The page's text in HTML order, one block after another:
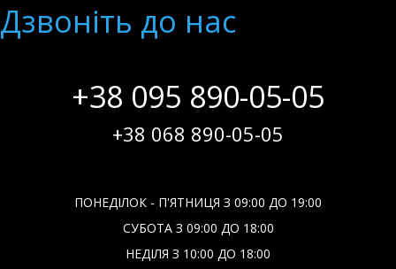
Дзвонiть до нас
+38 095 890-05-05
+38 068 890-05-05
ПОНЕДІЛОК - П'ЯТНИЦЯ З 09:00 ДО 19:00
СУБОТА З 09:00 ДО 18:00
НЕДІЛЯ З 10:00 ДО 18:00